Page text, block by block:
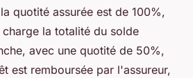
quotité assurée est de 100%,
la totalité du solde
avec une quotité de 50%,
est remboursée par l'assureur,